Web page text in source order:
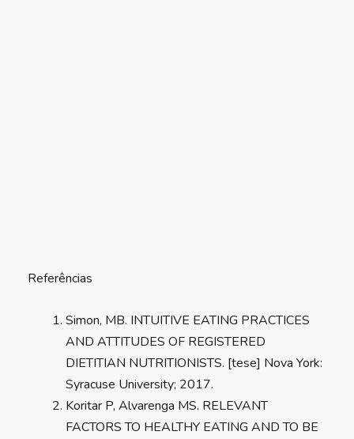
Referências
Simon, MB. INTUITIVE EATING PRACTICES
AND ATTITUDES OF REGISTERED
DIETITIAN NUTRITIONISTS. [tese] Nova York:
Syracuse University; 2017.
Koritar P, Alvarenga MS. RELEVANT
FACTORS TO HEALTHY EATING AND TO BE